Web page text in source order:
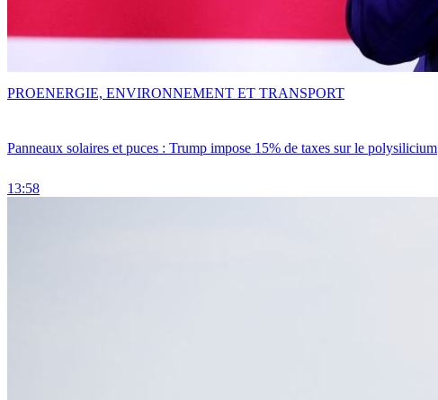
Panneaux solaires et puces : Trump impose 15% de taxes sur le polysilicium
13:58
PROENERGIE, ENVIRONNEMENT ET TRANSPORT